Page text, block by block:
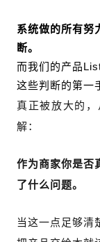
系统做的所有努
断。
而我们的产品
这些判断的第一
真正被放大的，
解：
作为商家你是否
了什么问题。
当这一点足够清